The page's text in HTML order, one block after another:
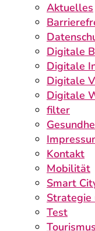
Aktuelles
Digitale
Digitale
Digitale
Digitale
filter
Kontakt
Mobilität
Smart
Strategie
Test
Tourismus